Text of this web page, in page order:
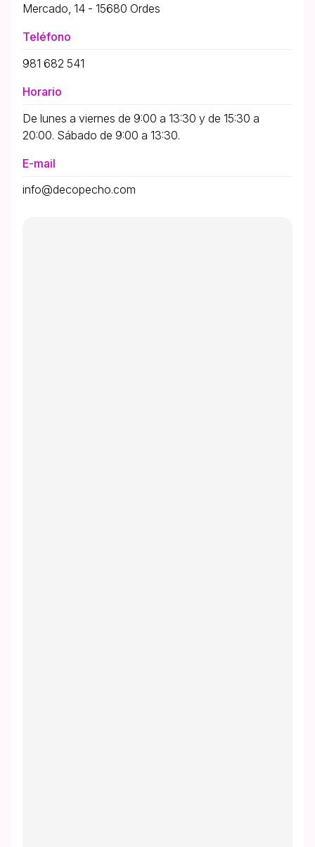
Mercado, 14 - 15680 Ordes
Teléfono
981 682 541
Horario
De lunes a viernes de 9:00 a 13:30 y de 15:30 a
20:00. Sábado de 9:00 a 13:30.
E-mail
info@decopecho.com